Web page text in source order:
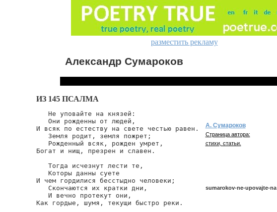
разместить рекламу
Александр Сумароков
ИЗ 145 ПСАЛМА
   Не уповайте на князей:
   Они рожденны от людей,
И всяк по естеству на свете честью равен.
   Земля родит, земля пожрет;
   Рожденный всяк, рожден умрет,
Богат и нищ, презрен и славен.
   Тогда исчезнут лести те,
   Которы данны суете
И чем гордилися бесстыдно человеки;
   Скончаются их кратки дни,
   И вечно протекут они,
Как гордые, шумя, текущи быстро реки.
А. Сумароков
Страница автора:
стихи, статьи.
sumarokov-ne-upovajte-na